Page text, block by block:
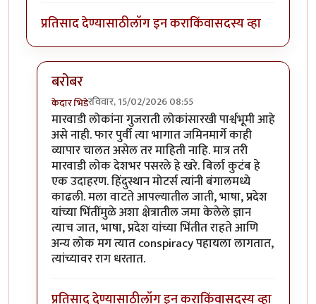
प्रतिसाद देण्यासाठीलॉग इन कराकिंवासदस्य व्हा
बरोबर
केदार भिडेरविवार, 15/02/2026 08:55
In reply toमारवाडी लोकbyचंद्रसूर्यकुमार
मारवाडी लोकांना गुजराती लोकांसारखी पार्श्वभूमी आहे
असे नाही. फार पुर्वी त्या भागात जमिनमार्गे काही
व्यापार चालत असेल तर माहिती नाहि. मात्र तरी
मारवाडी लोक देशभर पसरले हे खरे. बिर्ला कुटंब हे
एक उदाहरण. हिंदुस्थान मोटर्स त्यांनी बंगालमध्ये
काढली. मला वाटते आपल्यातील जाती, भाषा, प्रदेश
यांच्या भिंतींमुळे अशा क्षेत्रातील जमा केलेले ज्ञान
त्याच जात, भाषा, प्रदेश यांच्या भिंतीत राहते आणि
अन्य लोक मग त्यात conspiracy पहायला लागतात,
त्यांच्यावर राग धरतात.
प्रतिसाद देण्यासाठीलॉग इन कराकिंवासदस्य व्हा